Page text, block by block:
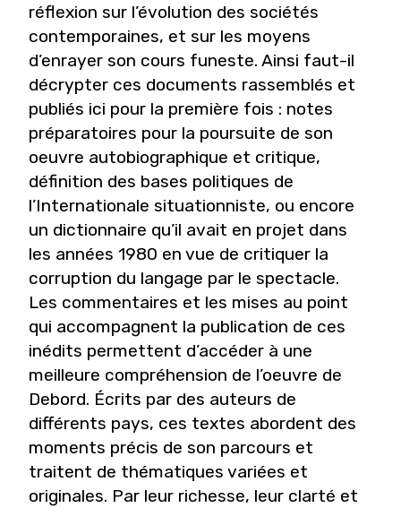
réflexion sur l’évolution des sociétés
contemporaines, et sur les moyens
d’enrayer son cours funeste. Ainsi faut-il
décrypter ces documents rassemblés et
publiés ici pour la première fois : notes
préparatoires pour la poursuite de son
oeuvre autobiographique et critique,
définition des bases politiques de
l’Internationale situationniste, ou encore
un dictionnaire qu’il avait en projet dans
les années 1980 en vue de critiquer la
corruption du langage par le spectacle.
Les commentaires et les mises au point
qui accompagnent la publication de ces
inédits permettent d’accéder à une
meilleure compréhension de l’oeuvre de
Debord. Écrits par des auteurs de
différents pays, ces textes abordent des
moments précis de son parcours et
traitent de thématiques variées et
originales. Par leur richesse, leur clarté et